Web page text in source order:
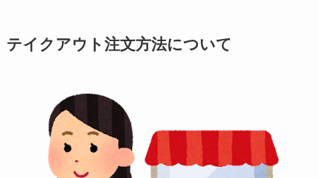
テイクアウト注文方法について